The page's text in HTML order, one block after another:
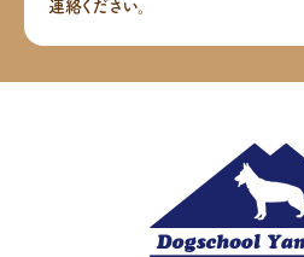
連絡ください。